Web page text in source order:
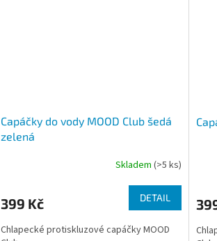
Capáčky do vody MOOD Club šedá
zelená
Skladem (>5 ks)
399 Kč DETAIL
Chlapecké protiskluzové capáčky MOOD